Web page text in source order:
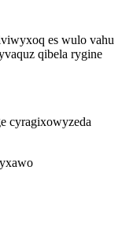
es wulo vahu
qibela rygine
cyragixowyzeda